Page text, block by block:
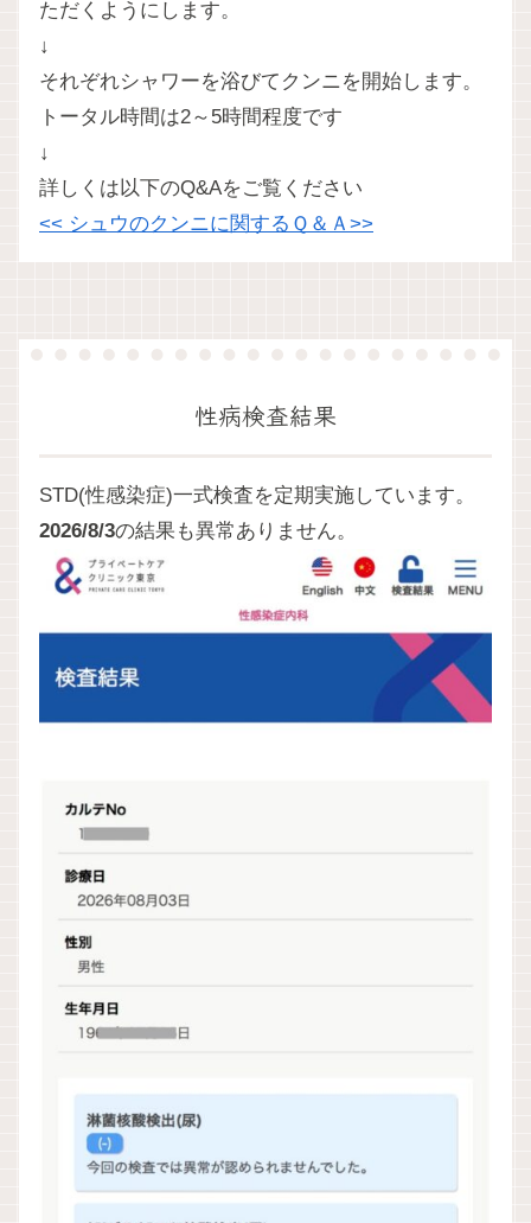
ただくようにします。
↓
それぞれシャワーを浴びてクンニを開始します。
トータル時間は2～5時間程度です
↓
詳しくは以下のQ&Aをご覧ください
<< シュウのクンニに関するＱ＆Ａ>>
性病検査結果
STD(性感染症)一式検査を定期実施しています。
2026/8/3の結果も異常ありません。